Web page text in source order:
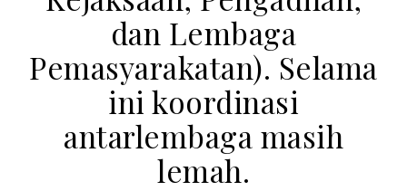
dan Lembaga
Pemasyarakatan). Selama
ini koordinasi
antarlembaga masih
lemah.